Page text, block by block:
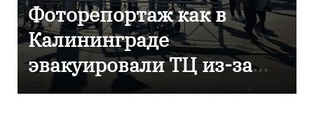
В Калининграде
отметили 80-летие
компании «Россети
Янтарь»